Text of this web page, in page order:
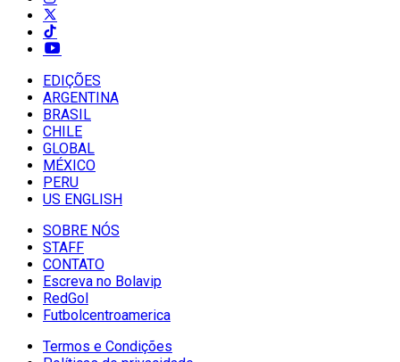
EDIÇÕES
ARGENTINA
BRASIL
CHILE
GLOBAL
MÉXICO
PERU
US ENGLISH
SOBRE NÓS
STAFF
CONTATO
Escreva no Bolavip
RedGol
Futbolcentroamerica
Termos e Condições